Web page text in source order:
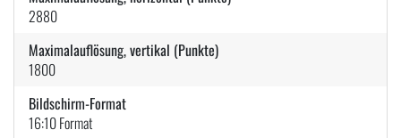
2880
Maximalauflösung, vertikal (Punkte)
1800
Bildschirm-Format
16:10 Format